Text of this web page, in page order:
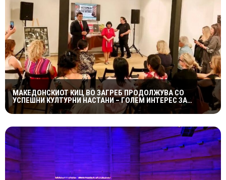
МАКЕДОНСКИОТ КИЦ ВО ЗАГРЕБ ПРОДОЛЖУВА СО
УСПЕШНИ КУЛТУРНИ НАСТАНИ – ГОЛЕМ ИНТЕРЕС ЗА
„ИСТОРИЈА НА МАКЕДОНСКАТА РОК МУЗИКА“